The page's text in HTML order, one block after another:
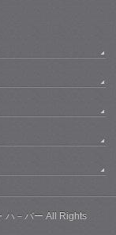
ハ－バー All Rights